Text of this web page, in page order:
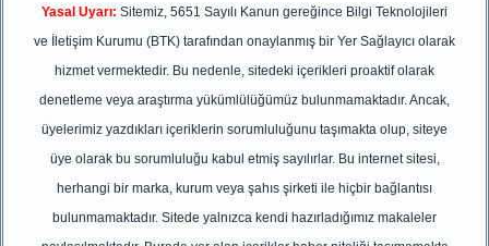
Yasal Uyarı: Sitemiz, 5651 Sayılı Kanun gereğince Bilgi Teknolojileri
ve İletişim Kurumu (BTK) tarafından onaylanmış bir Yer Sağlayıcı olarak
hizmet vermektedir. Bu nedenle, sitedeki içerikleri proaktif olarak
denetleme veya araştırma yükümlülüğümüz bulunmamaktadır. Ancak,
üyelerimiz yazdıkları içeriklerin sorumluluğunu taşımakta olup, siteye
üye olarak bu sorumluluğu kabul etmiş sayılırlar. Bu internet sitesi,
herhangi bir marka, kurum veya şahıs şirketi ile hiçbir bağlantısı
bulunmamaktadır. Sitede yalnızca kendi hazırladığımız makaleler